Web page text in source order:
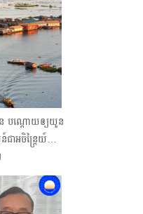
ន បណ្ដោយឲ្យយួន
ជាអចិន្ត្រៃយ៍…